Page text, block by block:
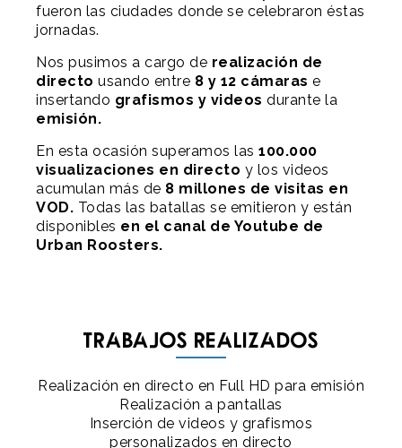
fueron las ciudades donde se celebraron éstas
jornadas.
Nos pusimos a cargo de realización de
directo usando entre 8 y 12 cámaras e
insertando grafismos y videos durante la
emisión.
En esta ocasión superamos las 100.000
visualizaciones en directo y los videos
acumulan más de 8 millones de visitas en
VOD. Todas las batallas se emitieron y están
disponibles en el canal de Youtube de
Urban Roosters.
Trabajos realizados
Realización en directo en Full HD para emisión
Realización a pantallas
Inserción de videos y grafismos
personalizados en directo